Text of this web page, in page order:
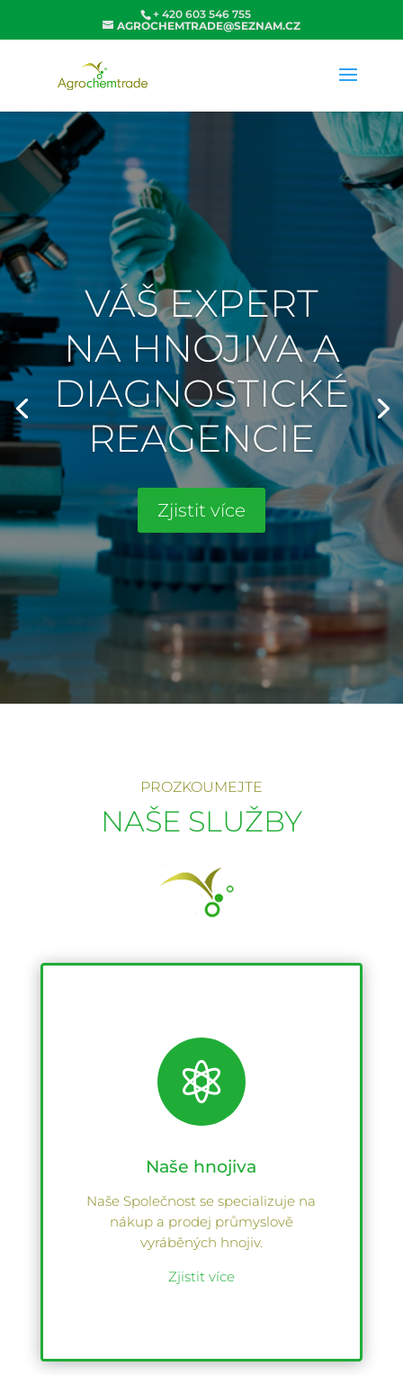
+ 420 603 546 755
AGROCHEMTRADE@SEZNAM.CZ
VÁŠ EXPERT
NA HNOJIVA A
DIAGNOSTICKÉ
REAGENCIE
Zjistit více
PROZKOUMEJTE
NAŠE SLUŽBY

Naše hnojiva
Naše Společnost se specializuje na
nákup a prodej průmyslově
vyráběných hnojiv.
Zjistit více